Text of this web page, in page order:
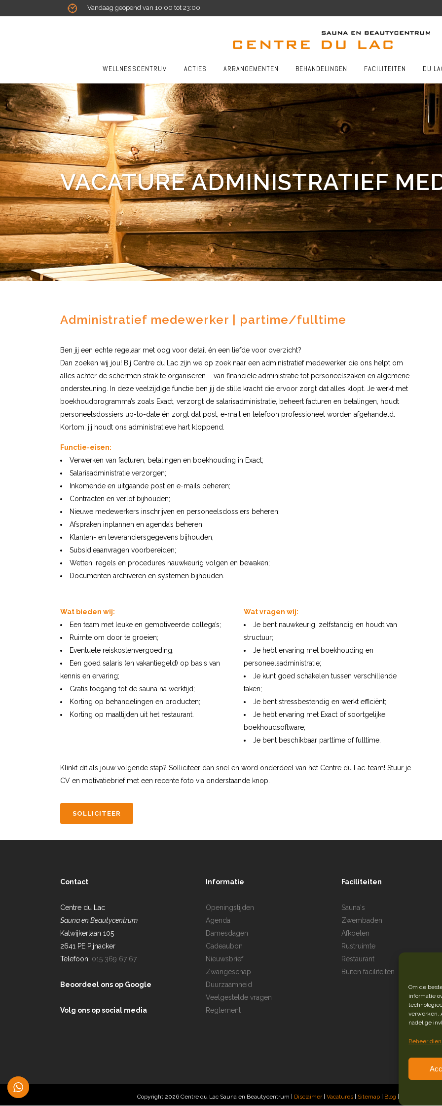
Om de
informatie
verwerken.
nadelige
Beheer
Vandaag geopend van 10:00 tot 23:00
WELLNESSCENTRUM ACTIES ARRANGEMENTEN BEHANDELINGEN FACILITEITEN DU
VACATURE ADMINISTRATIEF
Administratief medewerker | partime/fulltime
Ben jij een echte regelaar met oog voor detail én een liefde voor overzicht?
Dan zoeken wij jou! Bij Centre du Lac zijn we op zoek naar een administratief medewerker die ons helpt om
alles achter de schermen strak te organiseren – van financiële administratie tot personeelszaken en algemene
ondersteuning. In deze veelzijdige functie ben jij de stille kracht die ervoor zorgt dat alles klopt. Je werkt met
boekhoudprogramma’s zoals Exact, verzorgt de salarisadministratie, beheert facturen en betalingen, houdt
personeelsdossiers up-to-date én zorgt dat post, e-mail en telefoon professioneel worden afgehandeld.
Kortom: jij houdt ons administratieve hart kloppend.
Functie-eisen:
Verwerken van facturen, betalingen en boekhouding in Exact;
Salarisadministratie verzorgen;
Inkomende en uitgaande post en e-mails beheren;
Contracten en verlof bijhouden;
Nieuwe medewerkers inschrijven en personeelsdossiers beheren;
Afspraken inplannen en agenda’s beheren;
Klanten- en leveranciersgegevens bijhouden;
Subsidieaanvragen voorbereiden;
Wetten, regels en procedures nauwkeurig volgen en bewaken;
Documenten archiveren en systemen bijhouden.
Wat bieden wij:
Een team met leuke en gemotiveerde collega’s;
Ruimte om door te groeien;
Eventuele reiskostenvergoeding;
Een goed salaris (en vakantiegeld) op basis van
kennis en ervaring;
Gratis toegang tot de sauna na werktijd;
Korting op behandelingen en producten;
Korting op maaltijden uit het restaurant.
Wat vragen wij:
Je bent nauwkeurig, zelfstandig en houdt van
structuur;
Je hebt ervaring met boekhouding en
personeelsadministratie;
Je kunt goed schakelen tussen verschillende
taken;
Je bent stressbestendig en werkt efficiënt;
Je hebt ervaring met Exact of soortgelijke
boekhoudsoftware;
Je bent beschikbaar parttime of fulltime.
Klinkt dit als jouw volgende stap? Solliciteer dan snel en word onderdeel van het Centre du Lac-team! Stuur je
CV en motivatiebrief met een recente foto via onderstaande knop.
SOLLICITEER
Contact
Centre du Lac
Sauna en Beautycentrum
Katwijkerlaan 105
2641 PE Pijnacker
Telefoon: 015 369 67 67
Beoordeel ons op Google
Volg ons op social media
Informatie
Openingstijden
Agenda
Damesdagen
Cadeaubon
Nieuwsbrief
Zwangeschap
Duurzaamheid
Veelgestelde vragen
Reglement
Faciliteiten
Sauna's
Zwembaden
Afkoelen
Rustruimte
Restaurant
Buiten faciliteiten
Copyright 2026 Centre du Lac Sauna en Beautycentrum | Disclaimer Vacatures Sitemap Blog